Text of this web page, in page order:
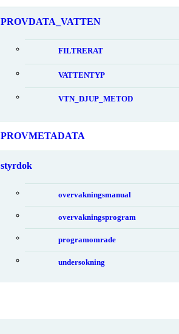
PROVDATA_VATTEN
FILTRERAT
VATTENTYP
VTN_DJUP_METOD
PROVMETADATA
styrdok
overvakningsmanual
overvakningsprogram
programomrade
undersokning